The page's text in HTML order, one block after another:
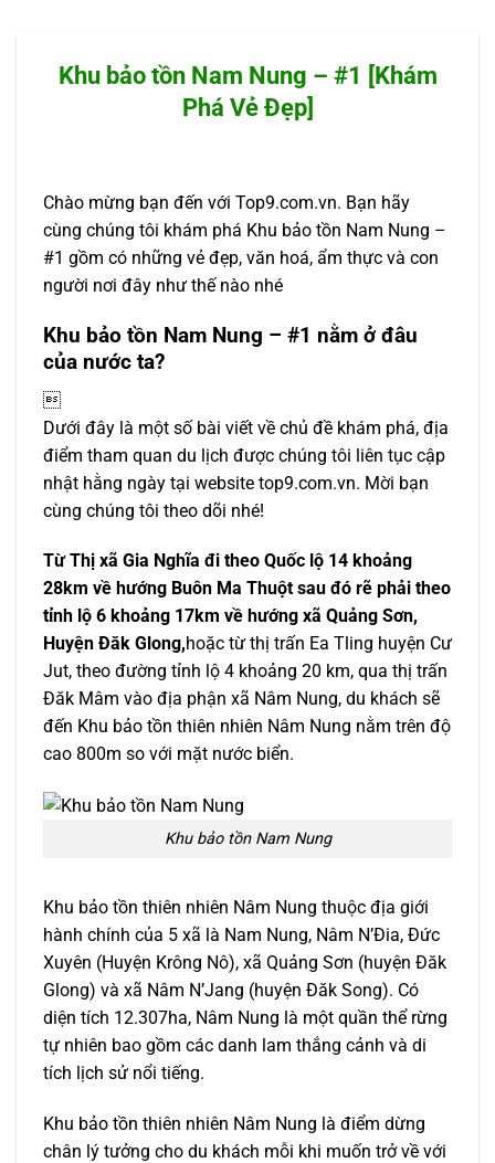
Khu bảo tồn Nam Nung – #1 [Khám
Phá Vẻ Đẹp]
Chào mừng bạn đến với Top9.com.vn. Bạn hãy
cùng chúng tôi khám phá Khu bảo tồn Nam Nung –
#1 gồm có những vẻ đẹp, văn hoá, ẩm thực và con
người nơi đây như thế nào nhé
Khu bảo tồn Nam Nung – #1 nằm ở đâu
của nước ta?

Dưới đây là một số bài viết về chủ đề khám phá, địa
điểm tham quan du lịch được chúng tôi liên tục cập
nhật hằng ngày tại website top9.com.vn. Mời bạn
cùng chúng tôi theo dõi nhé!
Từ Thị xã Gia Nghĩa đi theo Quốc lộ 14 khoảng
28km về hướng Buôn Ma Thuột sau đó rẽ phải theo
tỉnh lộ 6 khoảng 17km về hướng xã Quảng Sơn,
Huyện Đăk Glong,hoặc từ thị trấn Ea Tling huyện Cư
Jut, theo đường tỉnh lộ 4 khoảng 20 km, qua thị trấn
Đăk Mâm vào địa phận xã Nâm Nung, du khách sẽ
đến Khu bảo tồn thiên nhiên Nâm Nung nằm trên độ
cao 800m so với mặt nước biển.
Khu bảo tồn Nam Nung
Khu bảo tồn thiên nhiên Nâm Nung thuộc địa giới
hành chính của 5 xã là Nam Nung, Nâm N’Đia, Đức
Xuyên (Huyện Krông Nô), xã Quảng Sơn (huyện Đăk
Glong) và xã Nâm N’Jang (huyện Đăk Song). Có
diện tích 12.307ha, Nâm Nung là một quần thể rừng
tự nhiên bao gồm các danh lam thắng cảnh và di
tích lịch sử nổi tiếng.
Khu bảo tồn thiên nhiên Nâm Nung là điểm dừng
chân lý tưởng cho du khách mỗi khi muốn trở về với